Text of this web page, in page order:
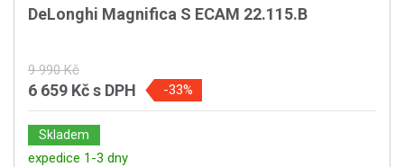
DeLonghi Magnifica S ECAM 22.115.B
9 990 Kč
6 659 Kčs DPH -33%
Skladem
expedice 1-3 dny